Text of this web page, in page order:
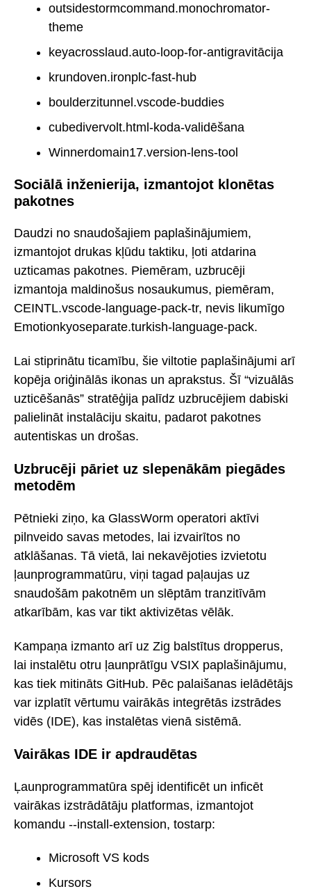
outsidestormcommand.monochromator-
theme
keyacrosslaud.auto-loop-for-antigravitācija
krundoven.ironplc-fast-hub
boulderzitunnel.vscode-buddies
cubedivervolt.html-koda-validēšana
Winnerdomain17.version-lens-tool
Sociālā inženierija, izmantojot klonētas
pakotnes
Daudzi no snaudošajiem paplašinājumiem,
izmantojot drukas kļūdu taktiku, ļoti atdarina
uzticamas pakotnes. Piemēram, uzbrucēji
izmantoja maldinošus nosaukumus, piemēram,
CEINTL.vscode-language-pack-tr, nevis likumīgo
Emotionkyoseparate.turkish-language-pack.
Lai stiprinātu ticamību, šie viltotie paplašinājumi arī
kopēja oriģinālās ikonas un aprakstus. Šī “vizuālās
uzticēšanās” stratēģija palīdz uzbrucējiem dabiski
palielināt instalāciju skaitu, padarot pakotnes
autentiskas un drošas.
Uzbrucēji pāriet uz slepenākām piegādes
metodēm
Pētnieki ziņo, ka GlassWorm operatori aktīvi
pilnveido savas metodes, lai izvairītos no
atklāšanas. Tā vietā, lai nekavējoties izvietotu
ļaunprogrammatūru, viņi tagad paļaujas uz
snaudošām pakotnēm un slēptām tranzitīvām
atkarībām, kas var tikt aktivizētas vēlāk.
Kampaņa izmanto arī uz Zig balstītus dropperus,
lai instalētu otru ļaunprātīgu VSIX paplašinājumu,
kas tiek mitināts GitHub. Pēc palaišanas ielādētājs
var izplatīt vērtumu vairākās integrētās izstrādes
vidēs (IDE), kas instalētas vienā sistēmā.
Vairākas IDE ir apdraudētas
Ļaunprogrammatūra spēj identificēt un inficēt
vairākas izstrādātāju platformas, izmantojot
komandu --install-extension, tostarp:
Microsoft VS kods
Kursors